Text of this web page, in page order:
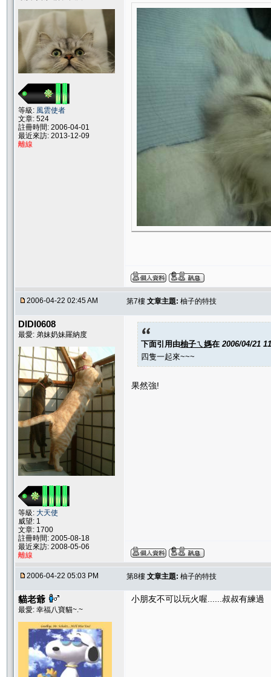
等級: 風雲使者
文章: 524
註冊時間: 2006-04-01
最近來訪: 2013-12-09
離線
2006-04-22 02:45 AM 第7樓 文章主題: 柚子的特技
DIDI0608
最愛: 弟妹奶妹羅納度
等級: 大天使
威望: 1
文章: 1700
註冊時間: 2005-08-18
最近來訪: 2008-05-06
離線
下面引用由柚子ㄟ媽在 2006/04/21
四隻一起來~~~
果然強!
2006-04-22 05:03 PM 第8樓 文章主題: 柚子的特技
貓老爺
最愛: 幸福八寶貓~.~
小朋友不可以玩火喔......叔叔有練過